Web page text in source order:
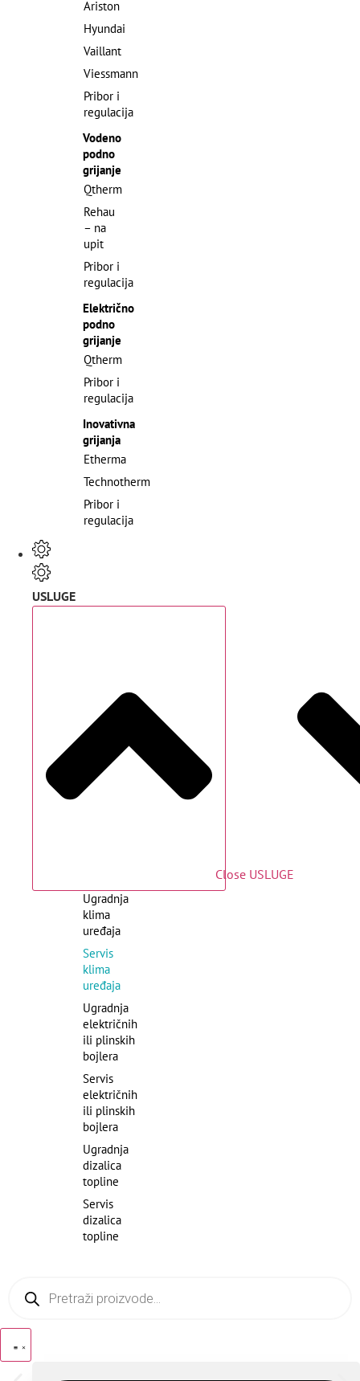
Ariston
Hyundai
Vaillant
Viessmann
Pribor i
regulacija
Vodeno
podno
grijanje
Qtherm
Rehau
– na
upit
Pribor i
regulacija
Električno
podno
grijanje
Qtherm
Pribor i
regulacija
Inovativna
grijanja
Etherma
Technotherm
Pribor i
regulacija
USLUGE
Close USLUGE
Ugradnja
klima
uređaja
Servis
klima
uređaja
Ugradnja
električnih
ili plinskih
bojlera
Servis
električnih
ili plinskih
bojlera
Ugradnja
dizalica
topline
Servis
dizalica
topline
search